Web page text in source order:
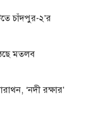
চাঁদপুর-২’র
মতলব
‘নদী রক্ষার’